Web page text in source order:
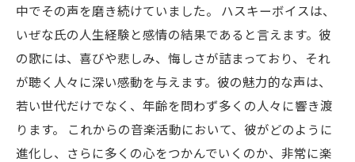
中でその声を磨き続けていました。 ハスキーボイスは、
いぜな氏の人生経験と感情の結果であると言えます。彼
の歌には、喜びや悲しみ、悔しさが詰まっており、それ
が聴く人々に深い感動を与えます。彼の魅力的な声は、
若い世代だけでなく、年齢を問わず多くの人々に響き渡
ります。 これからの音楽活動において、彼がどのように
進化し、さらに多くの心をつかんでいくのか、非常に楽